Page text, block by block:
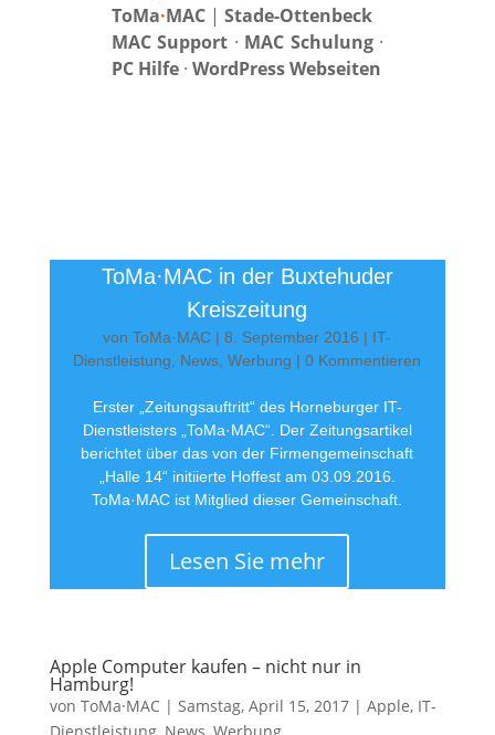
ToMa·MAC| Stade-Ottenbeck
MAC Support · MAC Schulung·
PC Hilfe· WordPress Webseiten
ToMa·MAC in der Buxtehuder
Kreiszeitung
vonToMa·MAC |8. September 2016 | IT-
Dienstleistung, News,Werbung | 0 Kommentieren
Erster „Zeitungsauftritt“ des Horneburger IT-
Dienstleisters „ToMa·MAC“. Der Zeitungsartikel
berichtet über das von der Firmengemeinschaft
„Halle 14“ initiierte Hoffest am 03.09.2016.
ToMa·MAC ist Mitglied dieser Gemeinschaft.
Lesen Sie mehr
Apple Computer kaufen – nicht nur in
Hamburg!
von ToMa·MAC| Samstag, April 15, 2017| Apple, IT-